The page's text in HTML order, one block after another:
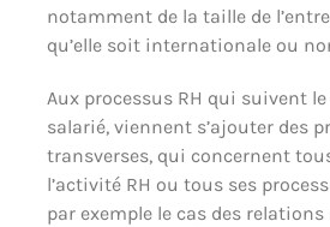
notamment de la taille de
qu’elle soit internationale ou
Aux processus RH qui suivent le
salarié, viennent s’ajouter des
transverses, qui concernent
l’activité RH ou tous ses
par exemple le cas des relations